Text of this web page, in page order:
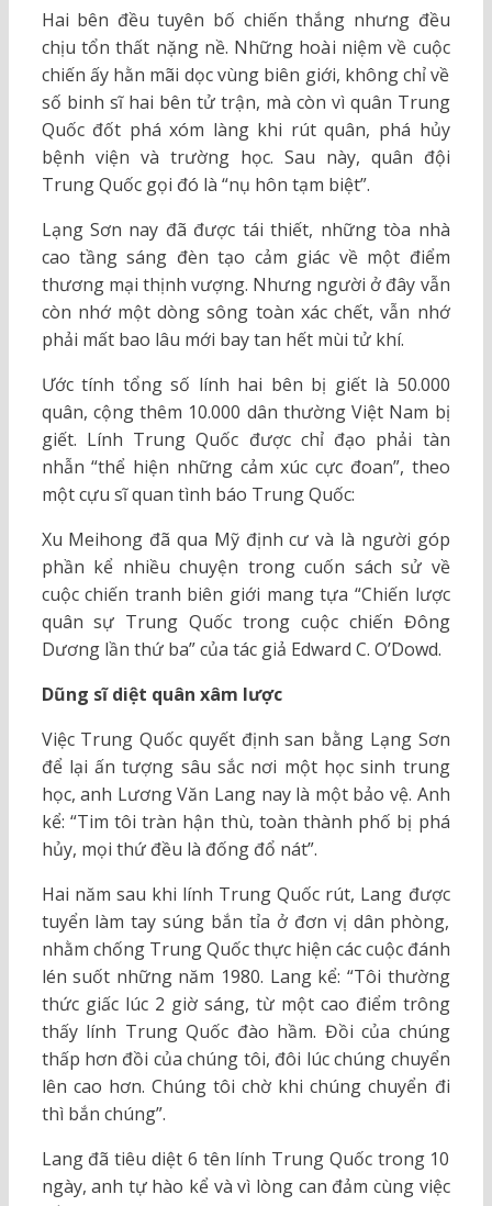
Hai bên đều tuyên bố chiến thắng nhưng đều
chịu tổn thất nặng nề. Những hoài niệm về cuộc
chiến ấy hằn mãi dọc vùng biên giới, không chỉ về
số binh sĩ hai bên tử trận, mà còn vì quân Trung
Quốc đốt phá xóm làng khi rút quân, phá hủy
bệnh viện và trường học. Sau này, quân đội
Trung Quốc gọi đó là “nụ hôn tạm biệt”.
Lạng Sơn nay đã được tái thiết, những tòa nhà
cao tầng sáng đèn tạo cảm giác về một điểm
thương mại thịnh vượng. Nhưng người ở đây vẫn
còn nhớ một dòng sông toàn xác chết, vẫn nhớ
phải mất bao lâu mới bay tan hết mùi tử khí.
Ước tính tổng số lính hai bên bị giết là 50.000
quân, cộng thêm 10.000 dân thường Việt Nam bị
giết. Lính Trung Quốc được chỉ đạo phải tàn
nhẫn “thể hiện những cảm xúc cực đoan”, theo
một cựu sĩ quan tình báo Trung Quốc:
Xu Meihong đã qua Mỹ định cư và là người góp
phần kể nhiều chuyện trong cuốn sách sử về
cuộc chiến tranh biên giới mang tựa “Chiến lược
quân sự Trung Quốc trong cuộc chiến Đông
Dương lần thứ ba” của tác giả Edward C. O’Dowd.
Dũng sĩ diệt quân xâm lược
Việc Trung Quốc quyết định san bằng Lạng Sơn
để lại ấn tượng sâu sắc nơi một học sinh trung
học, anh Lương Văn Lang nay là một bảo vệ. Anh
kể: “Tim tôi tràn hận thù, toàn thành phố bị phá
hủy, mọi thứ đều là đống đổ nát”.
Hai năm sau khi lính Trung Quốc rút, Lang được
tuyển làm tay súng bắn tỉa ở đơn vị dân phòng,
nhằm chống Trung Quốc thực hiện các cuộc đánh
lén suốt những năm 1980. Lang kể: “Tôi thường
thức giấc lúc 2 giờ sáng, từ một cao điểm trông
thấy lính Trung Quốc đào hầm. Đồi của chúng
thấp hơn đồi của chúng tôi, đôi lúcchúng chuyển
lên cao hơn. Chúng tôi chờ khi chúng chuyển đi
thì bắn chúng”.
Lang đã tiêu diệt 6 tên lính Trung Quốc trong 10
ngày, anh tự hào kể và vì lòng can đảm cùng việc